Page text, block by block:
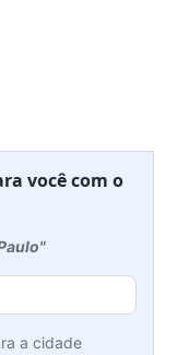
você com o
a cidade